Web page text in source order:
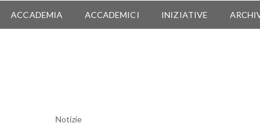
ACCADEMIA ACCADEMICI INIZIATIVE
Notizie